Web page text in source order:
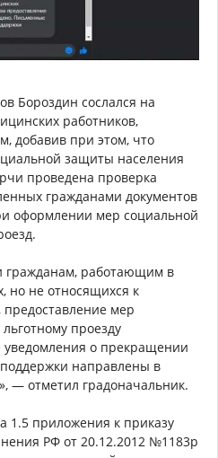
Бороздин сослался на
работников,
добавив при этом, что
защиты населения
проведена проверка
гражданами документов
оформлении мер социальной
гражданам, работающим в
но не относящихся к
мер
проезду
о прекращении
направлены в
— отметил градоначальник.
1.5 приложения к приказу
РФ от 20.12.2012 №1183р